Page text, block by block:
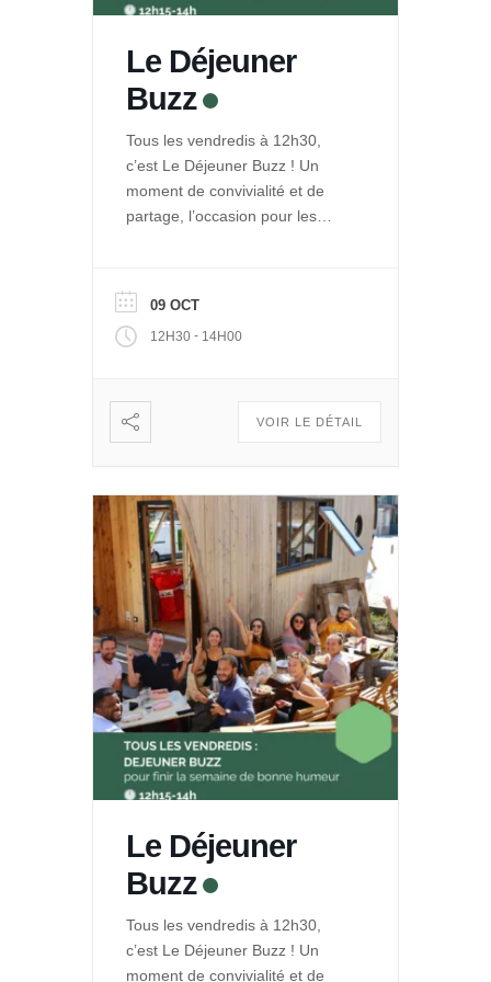
Le Déjeuner
Buzz
Tous les vendredis à 12h30,
c’est Le Déjeuner Buzz ! Un
moment de convivialité et de
partage, l’occasion pour les
autour d’un repas. Et pour le
public de découvrir les projets
engagés qui se développent
: […]
09 OCT
12H30 - 14H00
VOIR LE DÉTAIL
Le Déjeuner
Buzz
Tous les vendredis à 12h30,
c’est Le Déjeuner Buzz ! Un
moment de convivialité et de